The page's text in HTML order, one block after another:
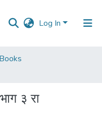
Log In
३ रा